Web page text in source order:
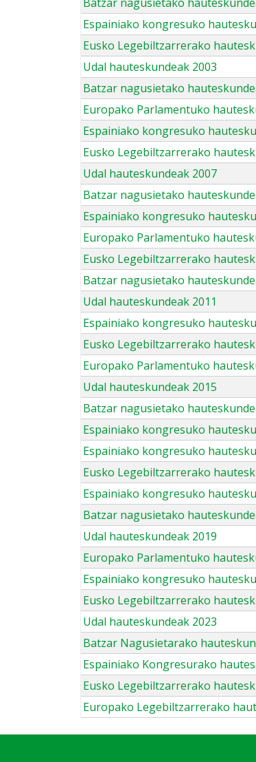
Espainiako kongresuko
Eusko Legebiltzarrerako
Udal hauteskundeak 2003
Batzar nagusietako
Europako Parlamentuko
Espainiako kongresuko
Eusko Legebiltzarrerako
Udal hauteskundeak 2007
Batzar nagusietako
Espainiako kongresuko
Europako Parlamentuko
Eusko Legebiltzarrerako
Batzar nagusietako
Udal hauteskundeak 2011
Espainiako kongresuko
Eusko Legebiltzarrerako
Europako Parlamentuko
Udal hauteskundeak 2015
Batzar nagusietako
Espainiako kongresuko
Espainiako kongresuko
Eusko Legebiltzarrerako
Espainiako kongresuko
Batzar nagusietako
Udal hauteskundeak 2019
Europako Parlamentuko
Espainiako kongresuko
Eusko Legebiltzarrerako
Udal hauteskundeak 2023
Batzar Nagusietarako
Espainiako Kongresurako
Eusko Legebiltzarrerako
Europako Legebiltzarrerako